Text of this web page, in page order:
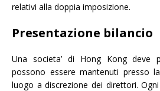
relativi alla doppia imposizione.
Presentazione bilancio
Una societa’ di Hong Kong deve
possono essere mantenuti presso
luogo a discrezione dei direttori.